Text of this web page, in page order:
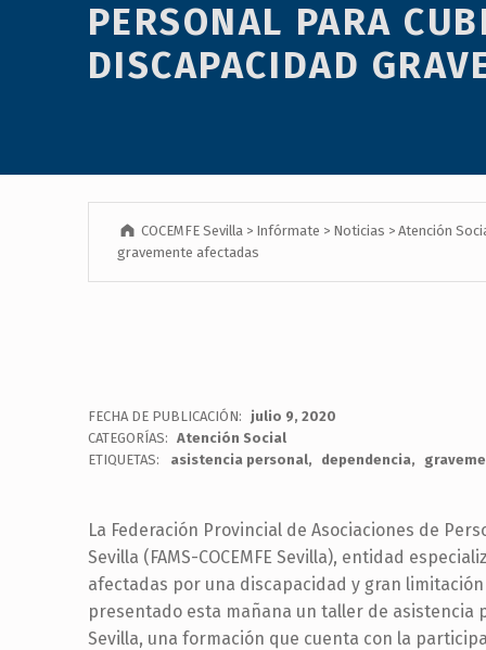
accesibilidad.
PERSONAL PARA
DISCAPACIDAD
COCEMFE Sevilla > Infórmate > Noticias >Atención
gravemente afectadas
FECHA DE PUBLICACIÓN:
julio 9, 2020
CATEGORÍAS: Atención Social
ETIQUETAS:
asistencia personal dependencia
La Federación Provincial de Asociaciones de
Sevilla (FAMS-COCEMFE Sevilla), entidad
afectadas por una discapacidad y gran
presentado esta mañana un taller de asistencia
Sevilla, una formación que cuenta con la